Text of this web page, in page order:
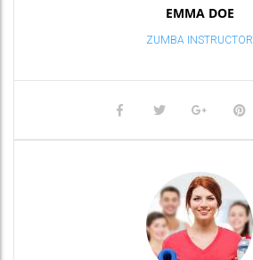
EMMA DOE
ZUMBA INSTRUCTOR